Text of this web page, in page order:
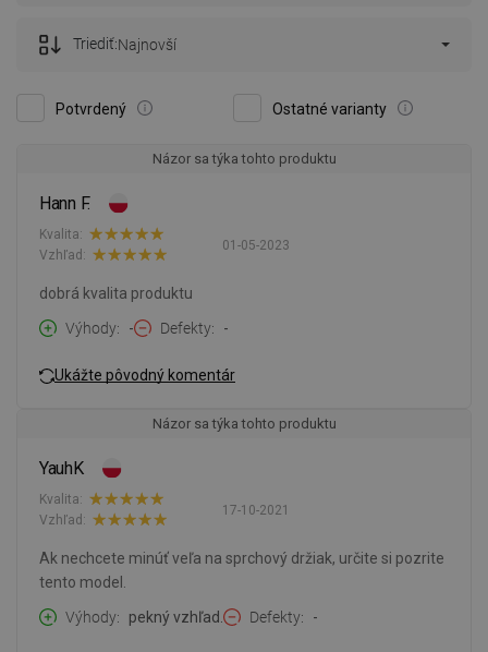
Potvrdený Ostatné varianty
Triediť:Najnovší
Názor sa týka tohto produktu
Hann F.
01-05-2023
Kvalita:
Vzhľad:
dobrá kvalita produktu
Výhody
- Defekty -
Ukážte pôvodný komentár
Názor sa týka tohto produktu
YauhK
17-10-2021
Kvalita:
Vzhľad:
Ak nechcete minúť veľa na sprchový držiak, určite si pozrite
tento model.
Výhody
pekný vzhľad. Defekty -